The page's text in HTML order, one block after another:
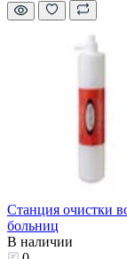
Станция очистки
больниц
В наличии